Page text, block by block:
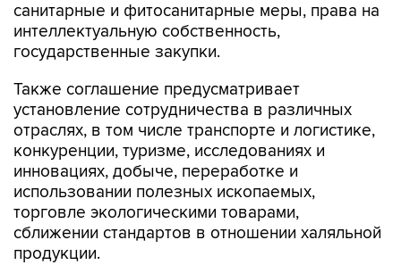
санитарные и фитосанитарные меры, права на
интеллектуальную собственность,
государственные закупки.
Также соглашение предусматривает
установление сотрудничества в различных
отраслях, в том числе транспорте и логистике,
конкуренции, туризме, исследованиях и
инновациях, добыче, переработке и
использовании полезных ископаемых,
торговле экологическими товарами,
сближении стандартов в отношении халяльной
продукции.